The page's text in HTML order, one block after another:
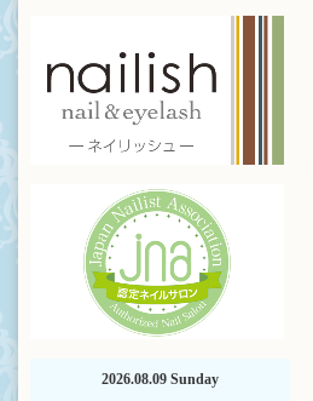
2026.08.09 Sunday